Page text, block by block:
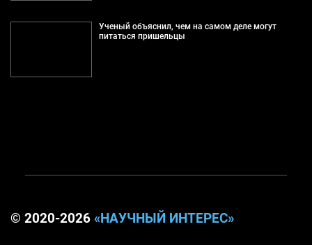
Ученый объяснил, чем на самом деле могут
питаться пришельцы
© 2020-2026 «НАУЧНЫЙ ИНТЕРЕС»